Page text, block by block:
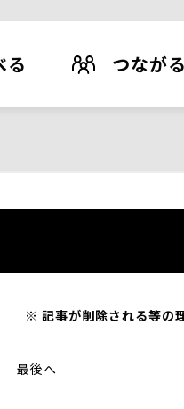
る つながる
記事が削除される等の
最後へ